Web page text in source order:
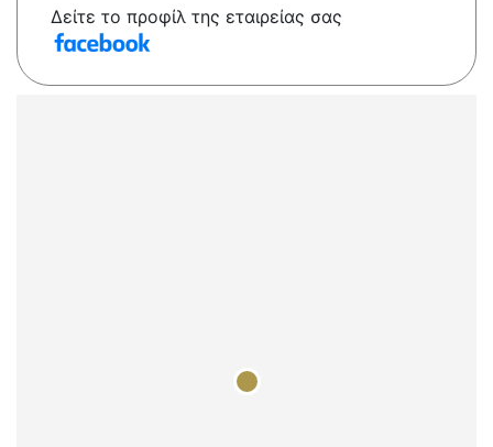
Δείτε το προφίλ της εταιρείας σας